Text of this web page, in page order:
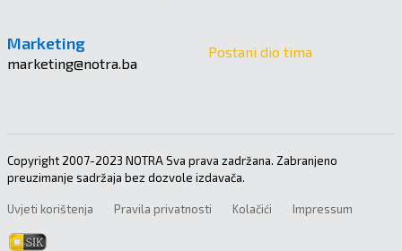
Marketing
marketing@notra.ba
Postani dio tima
Copyright 2007-2023 NOTRA Sva prava zadržana. Zabranjeno
preuzimanje sadržaja bez dozvole izdavača.
Uvjeti korištenja Pravila privatnosti Kolačići Impressum